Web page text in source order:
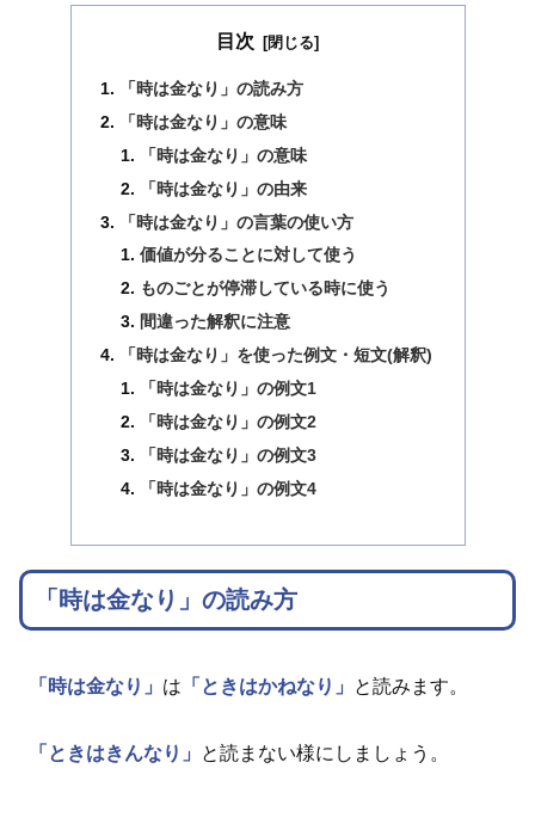
目次
「時は金なり」の読み方
「時は金なり」の意味
「時は金なり」の意味
「時は金なり」の由来
「時は金なり」の言葉の使い方
価値が分ることに対して使う
ものごとが停滞している時に使う
間違った解釈に注意
「時は金なり」を使った例文・短文(解釈)
「時は金なり」の例文1
「時は金なり」の例文2
「時は金なり」の例文3
「時は金なり」の例文4
「時は金なり」の読み方
「時は金なり」 は 「ときはかねなり」 と読みます。
「ときはきんなり」 と読まない様にしましょう。